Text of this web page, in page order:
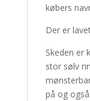
købers
Der er
Skeden er
stor sølv
på og